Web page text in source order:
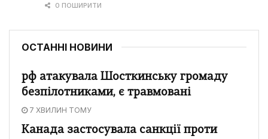
0 ПОШИРИТИ
ОСТАННІ НОВИНИ
рф атакувала Шосткинську громаду
безпілотниками, є травмовані
7 ХВИЛИН ТОМУ
Канада застосувала санкції проти